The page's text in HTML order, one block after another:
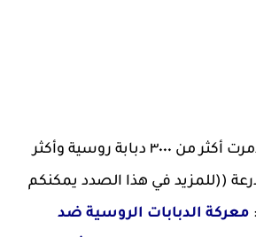
تدعي أوكرانيا أنها دمرت أكثر من ٣٠٠٠ دبابة روسية وأكثر
جند مدرعة ((للمزيد في هذا الصدد يمكنكم
معركة الدبابات الروسية ضد